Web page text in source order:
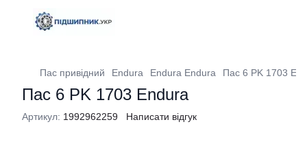
Пас привідний Endura Endura Endura Пас 6 PK 1703
Пас 6 PK 1703 Endura
Артикул: 1992962259 Написати відгук